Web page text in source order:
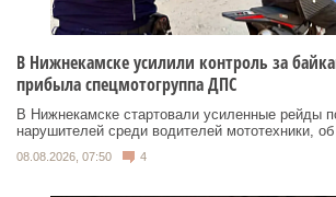
В Нижнекамске усилили контроль за
прибыла спецмотогруппа ДПС
В Нижнекамске стартовали усиленные рейды
нарушителей среди водителей мототехники, об
08.08.2026, 07:50 4